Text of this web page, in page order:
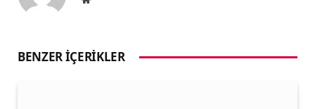
BENZER İÇERIKLER